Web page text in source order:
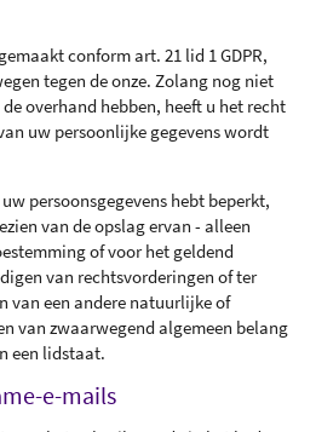
conform art. 21 lid 1 GDPR,
tegen de onze. Zolang nog niet
overhand hebben, heeft u het recht
uw persoonlijke gegevens wordt
persoonsgegevens hebt beperkt,
van de opslag ervan - alleen
of voor het geldend
van rechtsvorderingen of ter
van een andere natuurlijke of
van zwaarwegend algemeen belang
een lidstaat.
e-mails